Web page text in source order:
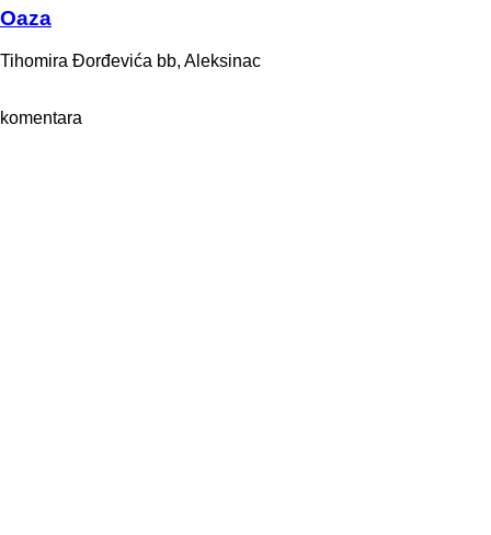
Oaza
Tihomira Đorđevića bb, Aleksinac
komentara